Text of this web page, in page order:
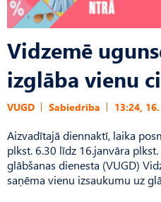
Vidzemē
izglāba vienu
VUGD Sabiedrība 13:24,
Aizvadītajā diennaktī, laika
plkst. 6.30 līdz 16.janvāra
glābšanas dienesta (VUGD)
saņēma vienu izsaukumu uz